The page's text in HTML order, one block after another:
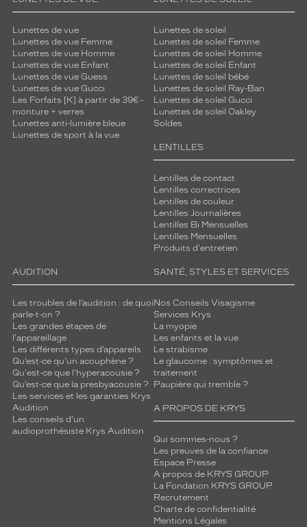
Lunettes de vue
Lunettes de vue Femme
Lunettes de vue Homme
Lunettes de vue Enfant
Lunettes de vue Guess
Lunettes de vue Gucci
Les Forfaits [K] à partir de 39€ -
monture + verres
Lunettes anti-lumière bleue
Lunettes de sport à la vue
Lunettes de soleil
Lunettes de soleil Femme
Lunettes de soleil Homme
Lunettes de soleil Enfant
Lunettes de soleil bébé
Lunettes de soleil Ray-Ban
Lunettes de soleil Gucci
Lunettes de soleil Oakley
Soldes
LENTILLES
Lentilles de contact
Lentilles correctrices
Lentilles de couleur
Lentilles Journalières
Lentilles Bi Mensuelles
Lentilles Mensuelles
Produits d'entretien
AUDITION
Les troubles de l’audition : de quoi
parle-t-on ?
Les grandes étapes de
l'appareillage
Les différents types d’appareils
Qu’est-ce qu'un acouphène ?
Qu'est-ce que l'hyperacousie ?
Qu’est-ce que la presbyacousie ?
Les services et les garanties Krys
Audition
Les conseils d'un
audioprothésiste Krys Audition
SANTÉ, STYLES ET SERVICES
Nos Conseils Visagisme
Services Krys
La myopie
Les enfants et la vue
Le strabisme
Le glaucome : symptômes et
traitement
Paupière qui tremble ?
A PROPOS DE KRYS
Qui sommes-nous ?
Les preuves de la confiance
Espace Presse
A propos de KRYS GROUP
La Fondation KRYS GROUP
Recrutement
Charte de confidentialité
Mentions Légales